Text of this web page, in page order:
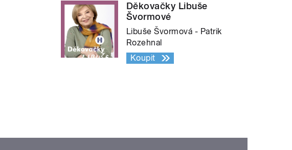
Děkovačky Libuše
Švormové
Libuše Švormová - Patrik
Rozehnal
Koupit